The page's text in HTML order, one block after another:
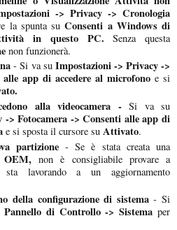
-> Privacy -> Cronologia
la spunta suConsenti a Windows di
in questo PC. Senza questa
non funzionerà.
- Si va su Impostazioni -> Privacy ->
app di accedere al microfono e si
alla videocamera -Si va su
> Fotocamera -> Consenti alle app di
e si sposta il cursore su Attivato.
partizione- Se è stata creata una
non è consigliabile provare a
lavorando a un aggiornamento
della configurazione di sistema- Si
Pannello di Controllo -> Sistema per